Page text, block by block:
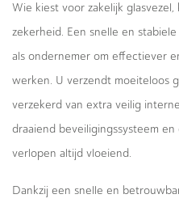
Wie kiest voor zakelijk
zekerheid. Een snelle en
als ondernemer om effectiever
werken. U verzendt moeiteloos
verzekerd van extra veilig
draaiend beveiligingssysteem
verlopen altijd vloeiend.
Dankzij een snelle en